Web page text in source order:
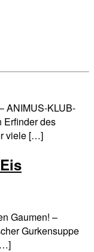
ANIMUS-KLUB-
Erfinder des
viele […]
Gaumen! –
Gurkensuppe